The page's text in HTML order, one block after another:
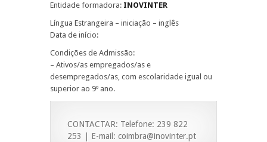
Entidade formadora: INOVINTER
Língua Estrangeira – iniciação – inglês
Data de início:
Condições de Admissão:
– Ativos/as empregados/as e
desempregados/as, com escolaridade igual ou
superior ao 9º ano.
CONTACTAR: Telefone: 239 822
253 | E-mail: coimbra@inovinter.pt